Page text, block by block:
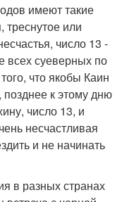
имеют такие
треснутое или
число 13 -
всех суеверных по
что якобы Каин
позднее к этому дню
число 13, и
несчастливая
и не начинать
в разных странах